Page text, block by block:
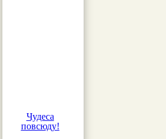
Чудеса
повсюду!